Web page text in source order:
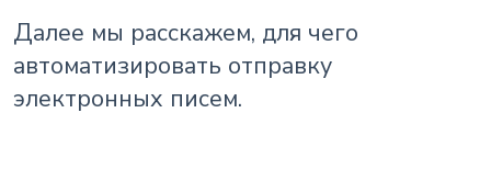
Далее мы расскажем, для чего
автоматизировать отправку
электронных писем.